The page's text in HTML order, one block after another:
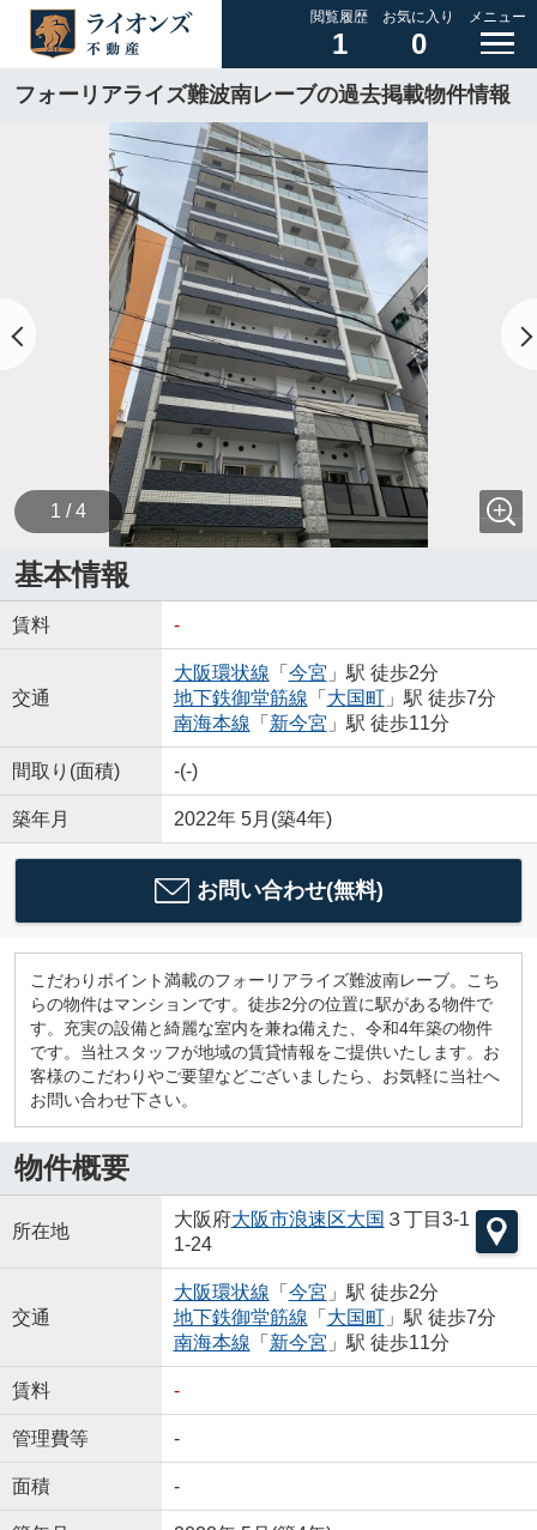
閲覧履歴
1
お気に入り
0
メニュー
フォーリアライズ難波南レーブの過去掲載物件情報
1 / 4
基本情報
賃料 -
交通
大阪環状線 「 今宮 」駅 徒歩2分
地下鉄御堂筋線 「 大国町」駅 徒歩7分
南海本線 「 新今宮 」駅 徒歩11分
間取り(面積) -(-)
築年月 2022年 5月(築4年)
お問い合わせ(無料)
こだわりポイント満載のフォーリアライズ難波南レーブ。こち
らの物件はマンションです。徒歩2分の位置に駅がある物件で
す。充実の設備と綺麗な室内を兼ね備えた、令和4年築の物件
です。当社スタッフが地域の賃貸情報をご提供いたします。お
客様のこだわりやご要望などございましたら、お気軽に当社へ
お問い合わせ下さい。
物件概要
所在地
大阪府大阪市浪速区大国 ３丁目3-1
1-24
交通
大阪環状線 「 今宮 」駅 徒歩2分
地下鉄御堂筋線 「 大国町」駅 徒歩7分
南海本線 「 新今宮 」駅 徒歩11分
賃料 -
管理費等 -
面積 -